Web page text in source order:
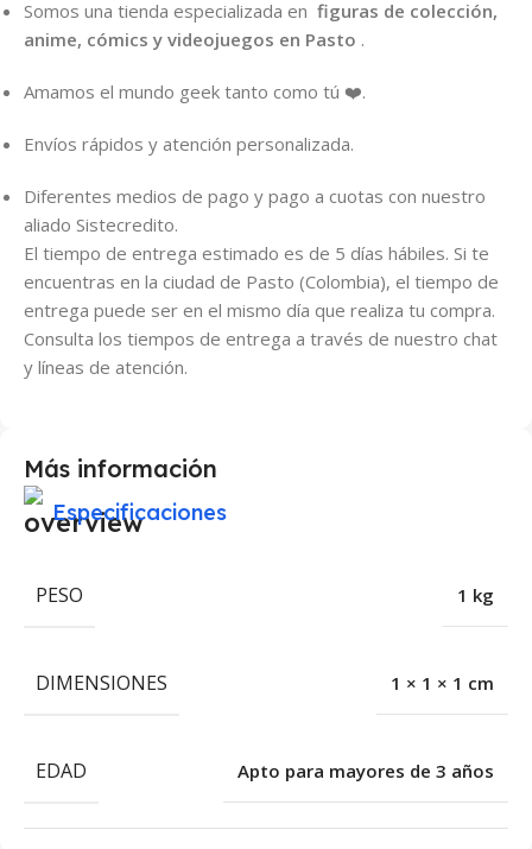
Somos una tienda especializada en figuras de colección,
anime, cómics y videojuegos en Pasto .
Amamos el mundo geek tanto como tú ❤️.
Envíos rápidos y atención personalizada.
Diferentes medios de pago y pago a cuotas con nuestro
aliado Sistecredito.
El tiempo de entrega estimado es de 5 días hábiles. Si te
encuentras en la ciudad de Pasto (Colombia), el tiempo de
entrega puede ser en el mismo día que realiza tu compra.
Consulta los tiempos de entrega a través de nuestro chat
y líneas de atención.
Más información
Especificaciones
PESO 1 kg
DIMENSIONES 1 × 1 × 1 cm
EDAD Apto para mayores de 3 años